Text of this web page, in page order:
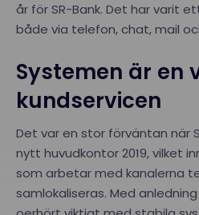
år för SR-Bank. Det har varit
både via telefon, chat, mail
Systemen är en
kundservicen
Det var en stor förväntan när
nytt huvudkontor 2019, vilket
som arbetar med kanalerna
samlokaliseras. Med